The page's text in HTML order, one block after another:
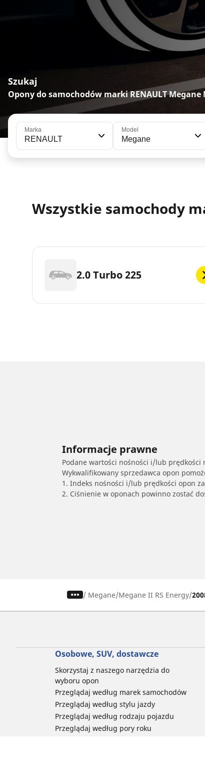
Szukaj
Opony do samochodów marki RENAULT Megane
Marka
RENAULT
Model
Megane
Wszystkie samochody
2.0 Turbo 225
Informacje prawne
Podane wartości nośności i/lub
Wykwalifikowany sprzedawca opon
1. Indeks nośności i/lub prędkości opon
2. Ciśnienie w oponach powinno zostać
/ Megane Megane II RS Energy
Osobowe, SUV, dostawcze
Skorzystaj z naszego narzędzia do
wyboru opon
Przeglądaj według marek samochodów
Przeglądaj według stylu jazdy
Przeglądaj według rodzaju pojazdu
Przeglądaj według pory roku